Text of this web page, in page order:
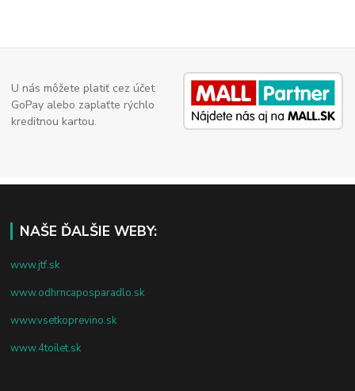
U nás môžete platiť cez účet
GoPay alebo zaplaťte rýchlo
kreditnou kartou.
NAŠE ĎALŠIE WEBY:
www.jtf.sk
www.odhrncaposparadlo.sk
www.vsetkoprevino.sk
www.4toilet.sk